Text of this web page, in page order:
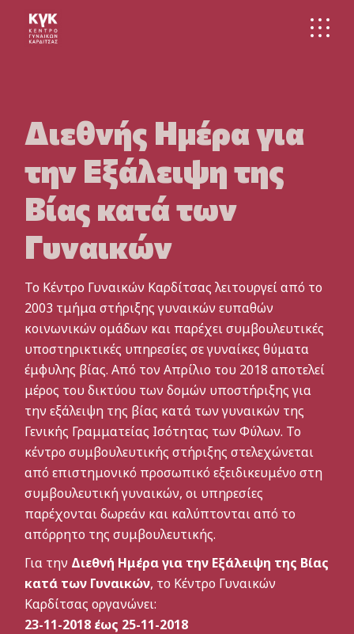
content
Διεθνής Ημέρα για
την Εξάλειψη της
Βίας κατά των
Γυναικών
Το Κέντρο Γυναικών Καρδίτσας λειτουργεί από το
2003 τμήμα στήριξης γυναικών ευπαθών
κοινωνικών ομάδων και παρέχει συμβουλευτικές
υποστηρικτικές υπηρεσίες σε γυναίκες θύματα
έμφυλης βίας. Από τον Απρίλιο του 2018 αποτελεί
μέρος του δικτύου των δομών υποστήριξης για
την εξάλειψη της βίας κατά των γυναικών της
Γενικής Γραμματείας Ισότητας των Φύλων. Το
κέντρο συμβουλευτικής στήριξης στελεχώνεται
από επιστημονικό προσωπικό εξειδικευμένο στη
συμβουλευτική γυναικών, οι υπηρεσίες
παρέχονται δωρεάν και καλύπτονται από το
απόρρητο της συμβουλευτικής.
Για την Διεθνή Ημέρα για την Εξάλειψη της Βίας
κατά των Γυναικών, το Κέντρο Γυναικών
Καρδίτσας οργανώνει:
23-11-2018 έως 25-11-2018